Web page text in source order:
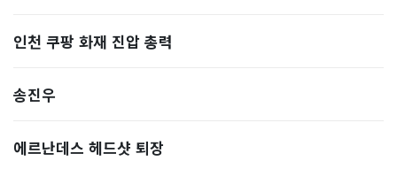
인천 쿠팡 화재 진압 총력
송진우
에르난데스 헤드샷 퇴장